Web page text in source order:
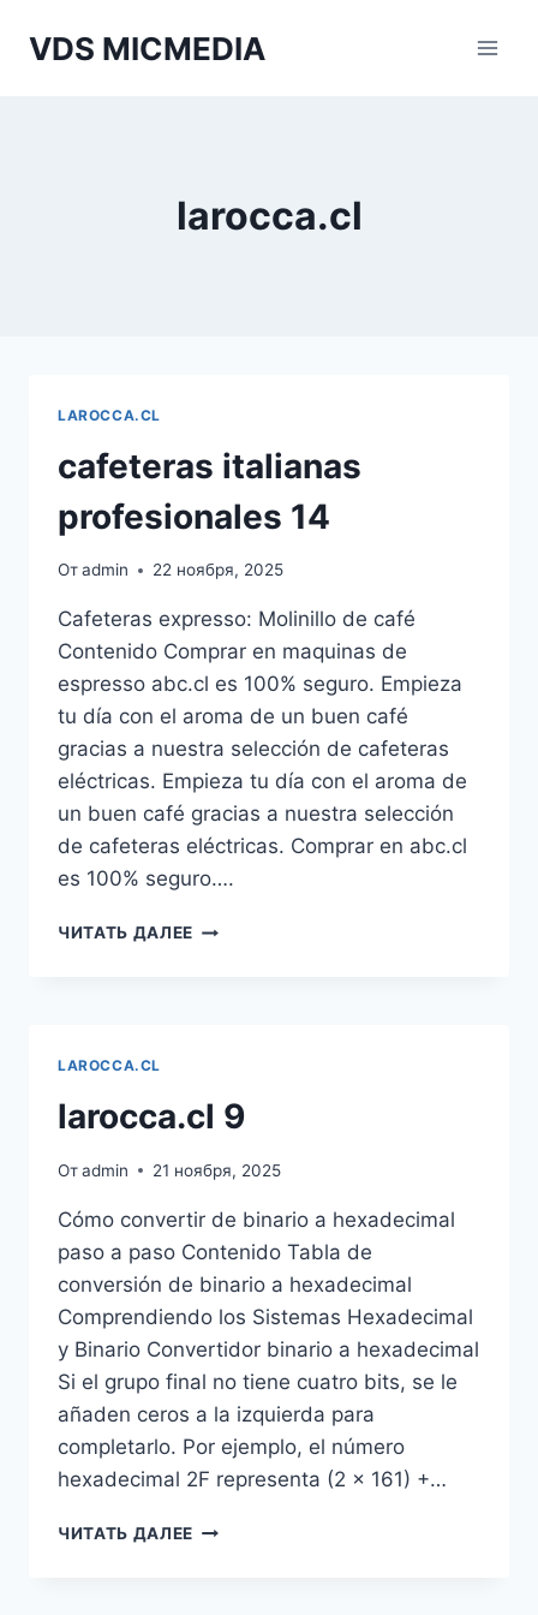
VDS MICMEDIA
larocca.cl
LAROCCA.CL
cafeteras italianas
profesionales 14
Отadmin 22 ноября, 2025
Cafeteras expresso: Molinillo de café
Contenido Comprar en maquinas de
espresso abc.cl es 100% seguro. Empieza
tu día con el aroma de un buen café
gracias a nuestra selección de cafeteras
eléctricas. Empieza tu día con el aroma de
un buen café gracias a nuestra selección
de cafeteras eléctricas. Comprar en abc.cl
es 100% seguro….
ЧИТАТЬ ДАЛЕЕ CAFETERAS
LAROCCA.CL
larocca.cl 9
Отadmin 21 ноября, 2025
Cómo convertir de binario a hexadecimal
paso a paso Contenido Tabla de
conversión de binario a hexadecimal
Comprendiendo los Sistemas Hexadecimal
y Binario Convertidor binario a hexadecimal
Si el grupo final no tiene cuatro bits, se le
añaden ceros a la izquierda para
completarlo. Por ejemplo, el número
hexadecimal 2F representa (2 × 161) +…
ЧИТАТЬ ДАЛЕЕ LAROCCA.CL